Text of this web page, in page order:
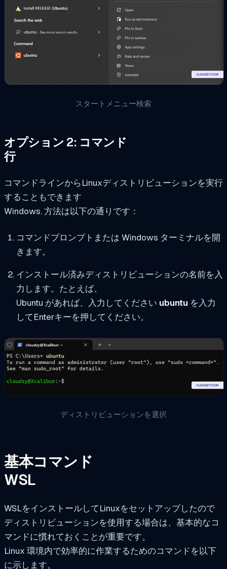
スタートメニュー検索
オプション 2: コマンド
行
コマンドラインからLinuxディストリビューションを実行
することもできます
Windows. 方法は以下の通りです：
コマンドプロンプトまたは Windows ターミナルを開
きます。
インストール済みディストリビューションの名前を入
力します。たとえば、
Ubuntu があれば、入力してください ubuntu を入力
してEnterキーを押してください。
ディストリビューションを選択
基本コマンド
WSL
WSLをインストールしてLinuxをセットアップしたので
ディストリビューションを使用する場合は、基本的なコ
マンドに慣れておくことが重要です。
Linux 環境内で効率的に作業するためのコマンドを以下
に示します。